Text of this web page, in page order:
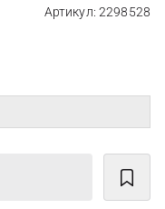
Артикул: 2298528